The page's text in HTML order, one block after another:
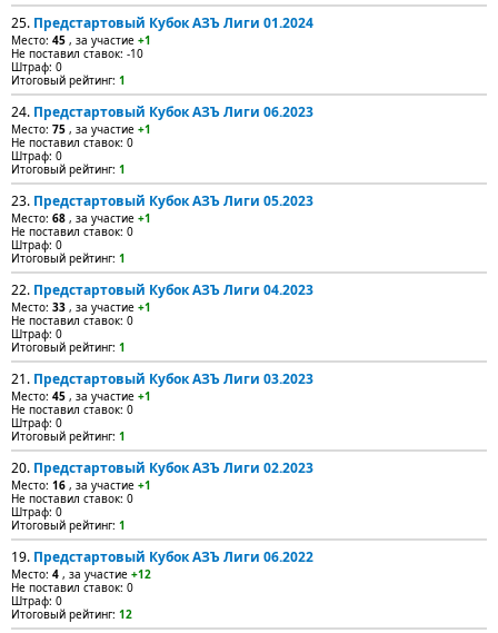
25. Предстартовый Кубок АЗЪ Лиги 01.2024
Место: 45 , за участие +1
Не поставил ставок: -10
Штраф: 0
Итоговый рейтинг: 1
24. Предстартовый Кубок АЗЪ Лиги 06.2023
Место: 75 , за участие +1
Не поставил ставок: 0
Штраф: 0
Итоговый рейтинг: 1
23. Предстартовый Кубок АЗЪ Лиги 05.2023
Место: 68 , за участие +1
Не поставил ставок: 0
Штраф: 0
Итоговый рейтинг: 1
22. Предстартовый Кубок АЗЪ Лиги 04.2023
Место: 33 , за участие +1
Не поставил ставок: 0
Штраф: 0
Итоговый рейтинг: 1
21. Предстартовый Кубок АЗЪ Лиги 03.2023
Место: 45 , за участие +1
Не поставил ставок: 0
Штраф: 0
Итоговый рейтинг: 1
20. Предстартовый Кубок АЗЪ Лиги 02.2023
Место: 16 , за участие +1
Не поставил ставок: 0
Штраф: 0
Итоговый рейтинг: 1
19. Предстартовый Кубок АЗЪ Лиги 06.2022
Место: 4 , за участие +12
Не поставил ставок: 0
Штраф: 0
Итоговый рейтинг: 12